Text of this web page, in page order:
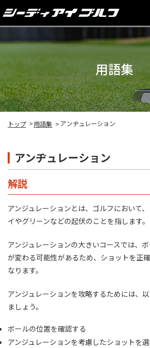
用語集
トップ 用語集 アンヂュレーション
アンヂュレーション
解説
アンジュレーションとは、ゴルフにおいて
イやグリーンなどの起伏のことを指します。
アンジュレーションの大きいコースでは、
が変わる可能性があるため、ショットを正
なります。
アンジュレーションを攻略するためには、
ましょう。
ボールの位置を確認する
アンジュレーションを考慮したショットを